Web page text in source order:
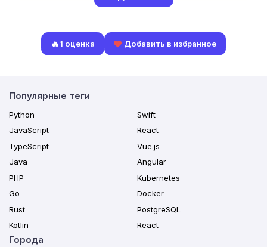
🔥1 оценка Добавить в избранное
Популярные теги
Python
JavaScript
TypeScript
Java
PHP
Go
Rust
Kotlin
Swift
React
Vue.js
Angular
Kubernetes
Docker
PostgreSQL
React
Города